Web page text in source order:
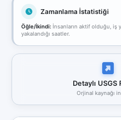
Zamanlama İstatistiği
Öğle/İkindi: İnsanların aktif olduğu, iş
yakalandığı saatler.
Detaylı USGS
Orjinal kaynağı